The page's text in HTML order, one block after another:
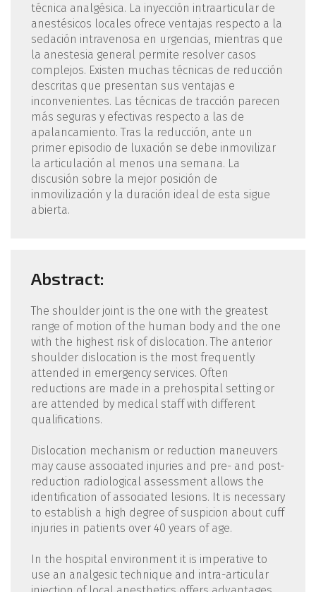
técnica analgésica. La inyección intraarticular de
anestésicos locales ofrece ventajas respecto a la
sedación intravenosa en urgencias, mientras que
la anestesia general permite resolver casos
complejos. Existen muchas técnicas de reducción
descritas que presentan sus ventajas e
inconvenientes. Las técnicas de tracción parecen
más seguras y efectivas respecto a las de
apalancamiento. Tras la reducción, ante un
primer episodio de luxación se debe inmovilizar
la articulación al menos una semana. La
discusión sobre la mejor posición de
inmovilización y la duración ideal de esta sigue
abierta.
Abstract:
The shoulder joint is the one with the greatest
range of motion of the human body and the one
with the highest risk of dislocation. The anterior
shoulder dislocation is the most frequently
attended in emergency services. Often
reductions are made in a prehospital setting or
are attended by medical staff with different
qualifications.
Dislocation mechanism or reduction maneuvers
may cause associated injuries and pre- and post-
reduction radiological assessment allows the
identification of associated lesions. It is necessary
to establish a high degree of suspicion about cuff
injuries in patients over 40 years of age.
In the hospital environment it is imperative to
use an analgesic technique and intra-articular